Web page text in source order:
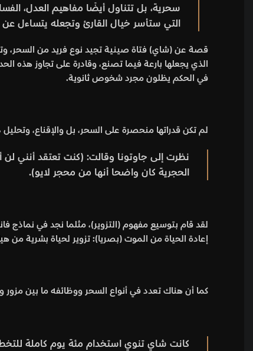
سحرية، بل تتناول أيضًا مفاهيم العدل،
التي ستأسر خيال القارئ وتجعله يتساءل
قصة عن (شاي) فتاة صينية تجيد نوع فريد من السحر، وتدرك
الذي يجعلها بارعة فيما تصنع، وقادرة على تجاوز هذه
في الحكم يظلون مجرد شخوص ثانوية.
لم تكن قدراتها منحصرة على السحر، بل والإقناع،
نظرت إلى جاوتونا وقالت: (كنت تعتقد أنني
الحجرية كان واضحا أنها من محجر لايو).
لقد قام بتوسيع مفهوم (التزوير)، مثلما نجد في نماذج
إعادة الحياة من الموت (بصريا): تزوير لحياة بشرية من
كما أن هناك تعدد في أنواع السحر ووظائفه ما بين مزور
كانت شاي تنوي استخدام مئة يوم كاملة